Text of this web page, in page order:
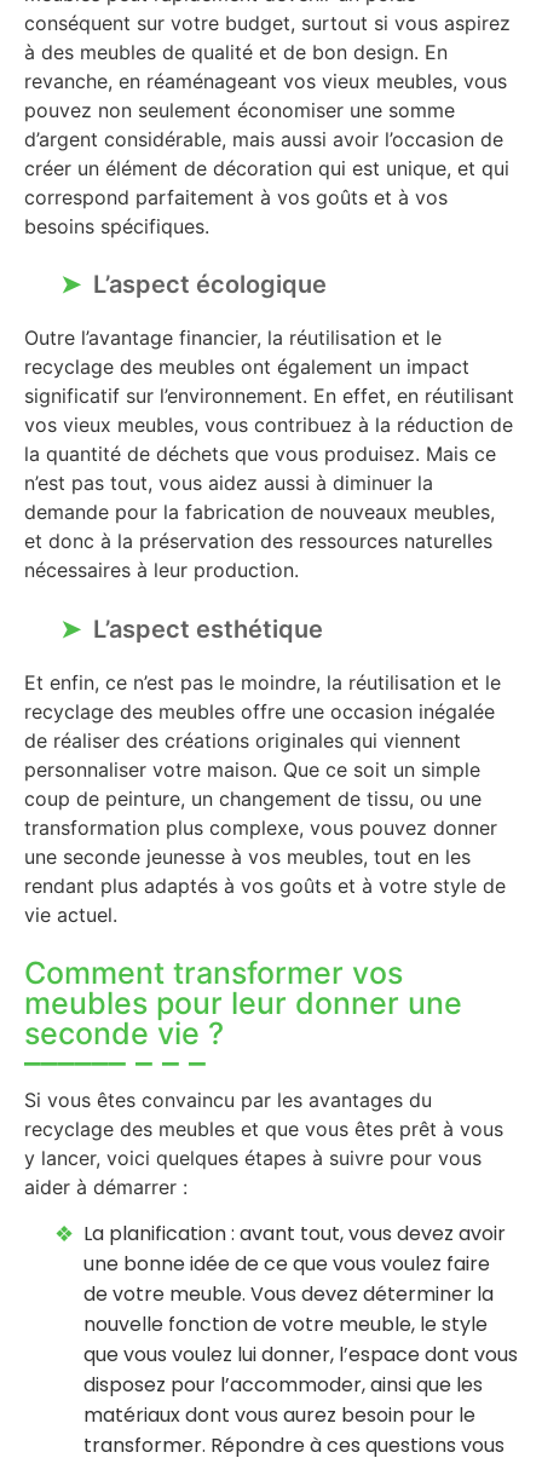
conséquent sur votre budget, surtout si vous aspirez
à des meubles de qualité et de bon design. En
revanche, en réaménageant vos vieux meubles, vous
pouvez non seulement économiser une somme
d’argent considérable, mais aussi avoir l’occasion de
créer un élément de décoration qui est unique, et qui
correspond parfaitement à vos goûts et à vos
besoins spécifiques.
L’aspect écologique
Outre l’avantage financier, la réutilisation et le
recyclage des meubles ont également un impact
significatif sur l’environnement. En effet, en réutilisant
vos vieux meubles, vous contribuez à la réduction de
la quantité de déchets que vous produisez. Mais ce
n’est pas tout, vous aidez aussi à diminuer la
demande pour la fabrication de nouveaux meubles,
et donc à la préservation des ressources naturelles
nécessaires à leur production.
L’aspect esthétique
Et enfin, ce n’est pas le moindre, la réutilisation et le
recyclage des meubles offre une occasion inégalée
de réaliser des créations originales qui viennent
personnaliser votre maison. Que ce soit un simple
coup de peinture, un changement de tissu, ou une
transformation plus complexe, vous pouvez donner
une seconde jeunesse à vos meubles, tout en les
rendant plus adaptés à vos goûts et à votre style de
vie actuel.
Comment transformer vos
meubles pour leur donner une
seconde vie ?
Si vous êtes convaincu par les avantages du
recyclage des meubles et que vous êtes prêt à vous
y lancer, voici quelques étapes à suivre pour vous
aider à démarrer :
La planification : avant tout, vous devez avoir
une bonne idée de ce que vous voulez faire
de votre meuble. Vous devez déterminer la
nouvelle fonction de votre meuble, le style
que vous voulez lui donner, l’espace dont vous
disposez pour l’accommoder, ainsi que les
matériaux dont vous aurez besoin pour le
transformer. Répondre à ces questions vous